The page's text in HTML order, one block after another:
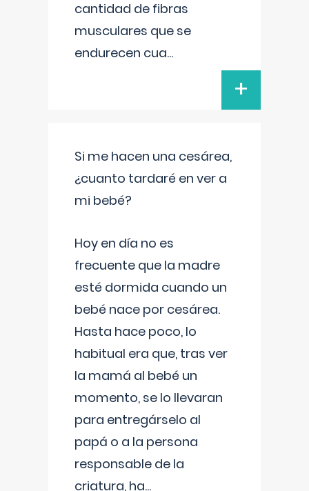
cantidad de fibras
musculares que se
endurecen cua...
+
Si me hacen una cesárea,
¿cuanto tardaré en ver a
mi bebé?
Hoy en día no es
frecuente que la madre
esté dormida cuando un
bebé nace por cesárea.
Hasta hace poco, lo
habitual era que, tras ver
la mamá al bebé un
momento, se lo llevaran
para entregárselo al
papá o a la persona
responsable de la
criatura, ha...